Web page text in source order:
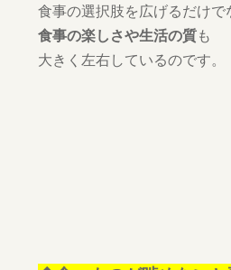
食事の選択肢を広げるだけで
食事の楽しさや生活の質も
大きく左右しているのです。